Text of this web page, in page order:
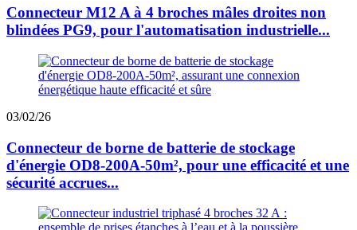
Connecteur M12 A à 4 broches mâles droites non
blindées PG9, pour l'automatisation industrielle...
03/02/26
Connecteur de borne de batterie de stockage
d'énergie OD8-200A-50m², pour une efficacité et une
sécurité accrues...